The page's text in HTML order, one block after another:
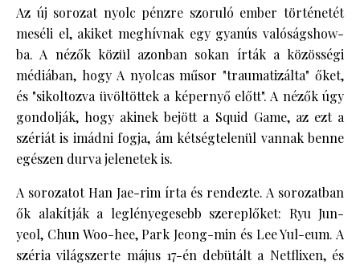
Az új sorozat nyolc pénzre szoruló ember történetét
meséli el, akiket meghívnak egy gyanús valóságshow-
ba. A nézők közül azonban sokan írták a közösségi
médiában, hogy A nyolcas műsor "traumatizálta" őket,
és "sikoltozva üvöltöttek a képernyő előtt". A nézők úgy
gondolják, hogy akinek bejött a Squid Game, az ezt a
szériát is imádni fogja, ám kétségtelenül vannak benne
egészen durva jelenetek is.
A sorozatot Han Jae-rim írta és rendezte. A sorozatban
ők alakítják a leglényegesebb szereplőket: Ryu Jun-
yeol, Chun Woo-hee, Park Jeong-min és Lee Yul-eum. A
széria világszerte május 17-én debütált a Netflixen, és